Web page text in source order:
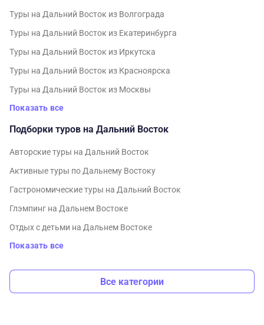
Туры на Дальний Восток из Волгограда
Туры на Дальний Восток из Екатеринбурга
Туры на Дальний Восток из Иркутска
Туры на Дальний Восток из Красноярска
Туры на Дальний Восток из Москвы
Показать все
Подборки туров на Дальний Восток
Авторские туры на Дальний Восток
Активные туры по Дальнему Востоку
Гастрономические туры на Дальний Восток
Глэмпинг на Дальнем Востоке
Отдых с детьми на Дальнем Востоке
Показать все
Все категории